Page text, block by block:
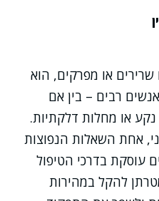
או מפרקים, הוא
רבים – בין אם
או מחלות דלקתיות.
אחת השאלות הנפוצות
עוסקת בדרכי הטיפול
להקל במהירות